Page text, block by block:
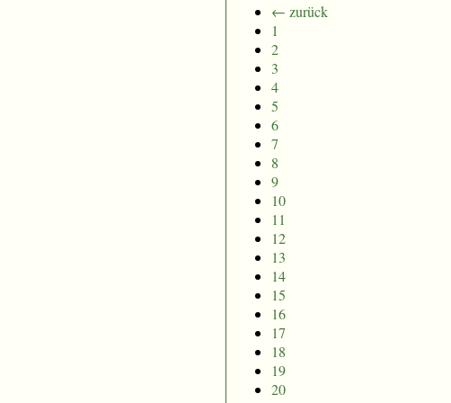
← zurück
1
2
3
4
5
6
7
8
9
10
11
12
13
14
15
16
17
18
19
20